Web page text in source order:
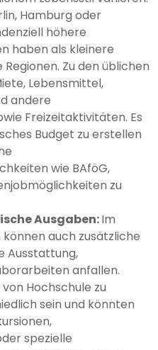
Hamburg oder
höhere
haben als kleinere
Zu den üblichen
Lebensmittel,
andere
Freizeitaktivitäten. Es
Budget zu erstellen
wie BAföG,
zu
Ausgaben:Im
auch zusätzliche
Ausstattung,
anfallen.
Hochschule zu
sein und könnten
spezielle